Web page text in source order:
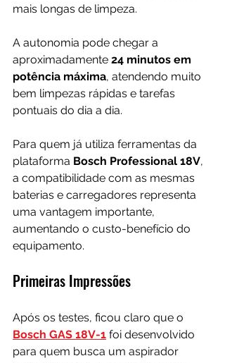
mais longas de limpeza.
A autonomia pode chegar a
aproximadamente 24 minutos em
potência máxima, atendendo muito
bem limpezas rápidas e tarefas
pontuais do dia a dia.
Para quem já utiliza ferramentas da
plataforma Bosch Professional 18V,
a compatibilidade com as mesmas
baterias e carregadores representa
uma vantagem importante,
aumentando o custo-benefício do
equipamento.
Primeiras Impressões
Após os testes, ficou claro que o
Bosch GAS 18V-1 foi desenvolvido
para quem busca um aspirador